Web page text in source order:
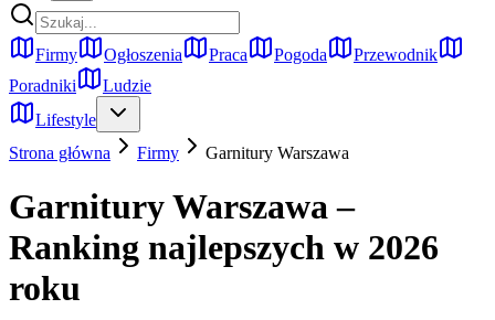
Firmy Ogłoszenia Praca Pogoda
Przewodnik
Poradniki
Ludzie
Lifestyle
Strona główna
Firmy Garnitury Warszawa
Garnitury Warszawa –
Ranking najlepszych w 2026
roku